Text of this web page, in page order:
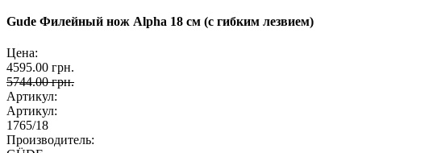
Gude Филейный нож Alpha 18 см (с гибким лезвием)
Цена:
4595.00 грн.
5744.00 грн.
Артикул:
Артикул:
1765/18
Производитель: